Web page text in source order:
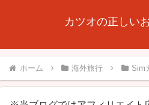
カツオの正しい
ホーム 海外旅行 Sim